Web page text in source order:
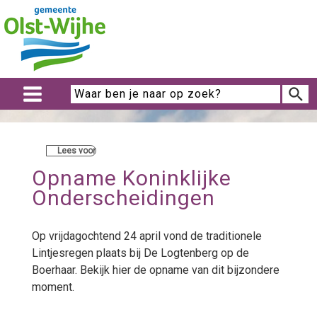
Lees voor
Opname Koninklijke
Onderscheidingen
Op vrijdagochtend 24 april vond de traditionele
Lintjesregen plaats bij De Logtenberg op de
Boerhaar. Bekijk hier de opname van dit bijzondere
moment.